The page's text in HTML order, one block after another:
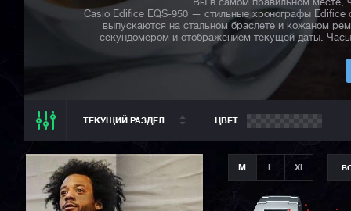
Вы в самом правильном месте,
Casio Edifice EQS-950 — стильные хронографы Edifice
выпускаются на стальном браслете и кожаном
секундомером и отображением текущей даты.
ТЕКУЩИЙ РАЗДЕЛ
ТЕКУЩИЙ РАЗДЕЛ
ВСЕ CASIO
CASIO G-SHOCK
ЦВЕТ
M XL